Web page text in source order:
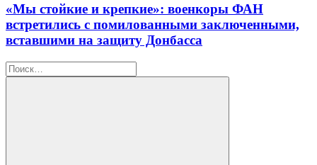
«Мы стойкие и крепкие»: военкоры ФАН
встретились с помилованными заключенными,
вставшими на защиту Донбасса
Найти: